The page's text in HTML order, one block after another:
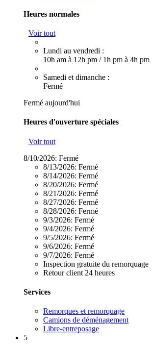
Heures normales
Voir tout
Lundi au vendredi :
10h am à 12h pm / 1h pm à 4h pm
Samedi et dimanche :
Fermé
Fermé aujourd'hui
Heures d'ouverture spéciales
Voir tout
8/10/2026: Fermé
8/13/2026: Fermé
8/14/2026: Fermé
8/20/2026: Fermé
8/21/2026: Fermé
8/27/2026: Fermé
8/28/2026: Fermé
9/3/2026: Fermé
9/4/2026: Fermé
9/5/2026: Fermé
9/6/2026: Fermé
9/7/2026: Fermé
Inspection gratuite du remorquage
Retour client 24 heures
Services
Remorques et remorquage
Camions de déménagement
Libre-entreposage
5